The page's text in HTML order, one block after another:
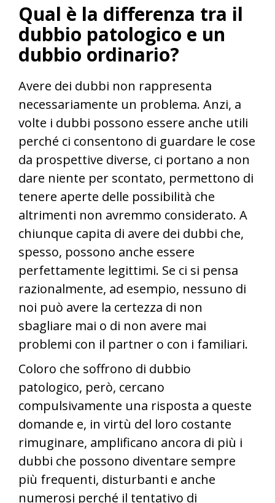
Qual è la differenza tra il
dubbio patologico e un
dubbio ordinario?
Avere dei dubbi non rappresenta
necessariamente un problema. Anzi, a
volte i dubbi possono essere anche utili
perché ci consentono di guardare le cose
da prospettive diverse, ci portano a non
dare niente per scontato, permettono di
tenere aperte delle possibilità che
altrimenti non avremmo considerato. A
chiunque capita di avere dei dubbi che,
spesso, possono anche essere
perfettamente legittimi. Se ci si pensa
razionalmente, ad esempio, nessuno di
noi può avere la certezza di non
sbagliare mai o di non avere mai
problemi con il partner o con i familiari.
Coloro che soffrono di dubbio
patologico, però, cercano
compulsivamente una risposta a queste
domande e, in virtù del loro costante
rimuginare, amplificano ancora di più i
dubbi che possono diventare sempre
più frequenti, disturbanti e anche
numerosi perché il tentativo di